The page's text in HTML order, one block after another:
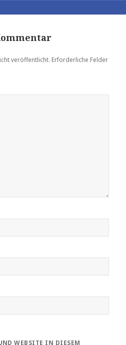
veröffentlicht. Erforderliche Felder
WEBSITE IN DIESEM